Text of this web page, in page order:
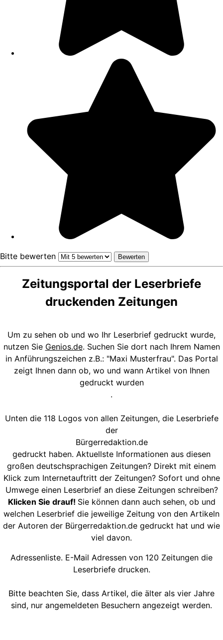
Bitte bewerten
Zeitungsportal der Leserbriefe
druckenden Zeitungen
Um zu sehen ob und wo Ihr Leserbrief gedruckt wurde,
nutzen Sie Genios.de. Suchen Sie dort nach Ihrem Namen
in Anführungszeichen z.B.: "Maxi Musterfrau". Das Portal
zeigt Ihnen dann ob, wo und wann Artikel von Ihnen
gedruckt wurden
.
Unten die 118 Logos von allen Zeitungen, die Leserbriefe
der
Bürgerredaktion.de
gedruckt haben. Aktuellste Informationen aus diesen
großen deutschsprachigen Zeitungen? Direkt mit einem
Klick zum Internetauftritt der Zeitungen? Sofort und ohne
Umwege einen Leserbrief an diese Zeitungen schreiben?
Klicken Sie drauf! Sie können dann auch sehen, ob und
welchen Leserbrief die jeweilige Zeitung von den Artikeln
der Autoren der Bürgerredaktion.de gedruckt hat und wie
viel davon.
Adressenliste. E-Mail Adressen von 120 Zeitungen die
Leserbriefe drucken.
Bitte beachten Sie, dass Artikel, die älter als vier Jahre
sind, nur angemeldeten Besuchern angezeigt werden.